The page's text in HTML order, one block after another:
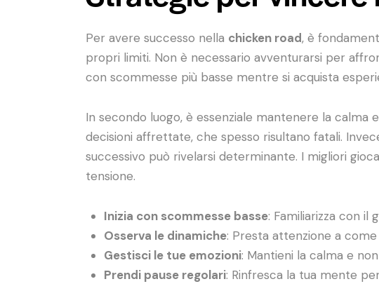
Per avere successo nella chicken road, è
propri limiti. Non è necessario avventurarsi per
con scommesse più basse mentre si acquista
In secondo luogo, è essenziale mantenere la calma
decisioni affrettate, che spesso risultano fatali.
successivo può rivelarsi determinante. I migliori
tensione.
Inizia con scommesse basse: Familiarizza con il
Osserva le dinamiche: Presta attenzione a
Gestisci le tue emozioni: Mantieni la calma e
Prendi pause regolari: Rinfresca la tua mente